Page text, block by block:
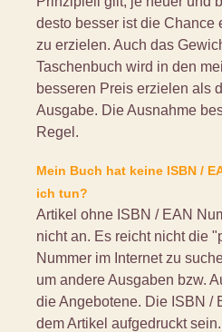
desto besser ist die Chance
zu erzielen. Auch das
Taschenbuch wird in den
besseren Preis erzielen als
Ausgabe. Die Ausnahme
Regel.
Mein Buch hat keine ISBN /
ich tun?
Artikel ohne ISBN / EAN
nicht an. Es reicht nicht die
Nummer im Internet zu
um andere Ausgaben bzw.
die Angebotene. Die ISBN /
dem Artikel aufgedruckt sein.